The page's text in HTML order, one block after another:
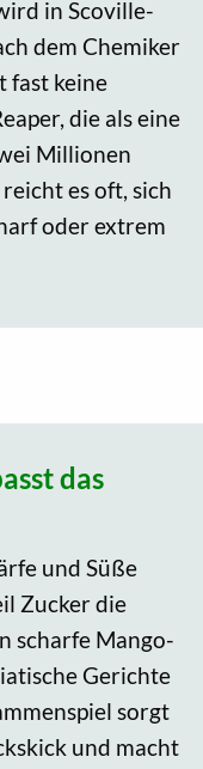
in Scoville-
dem Chemiker
fast keine
die als eine
Millionen
es oft, sich
oder extrem
das
und Süße
Zucker die
scharfe Mango-
Gerichte
sorgt
und macht